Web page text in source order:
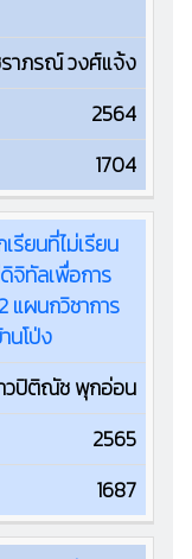
ราภรณ์ วงศ์แจ้ง
2564
1704
รียนที่ไม่เรียน
ดิจิทัลเพื่อการ
แผนกวิชาการ
นโป่ง
วปิติณัช พุกอ่อน
2565
1687